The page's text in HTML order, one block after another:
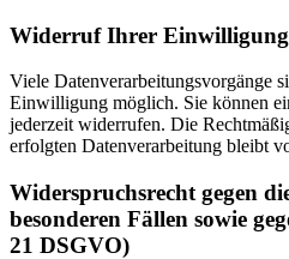
Widerruf Ihrer
Viele Datenverarbeitungsvorgänge
Einwilligung möglich. Sie können
jederzeit widerrufen. Die
erfolgten Datenverarbeitung bleibt
Widerspruchsrecht gegen
besonderen Fällen sowie
21 DSGVO)